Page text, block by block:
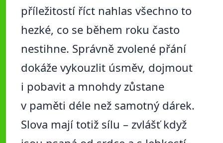
příležitostí říct nahlas všechno to
hezké, co se během roku často
nestihne. Správně zvolené přání
dokáže vykouzlit úsměv, dojmout
i pobavit a mnohdy zůstane
v paměti déle než samotný dárek.
Slova mají totiž sílu – zvlášť když